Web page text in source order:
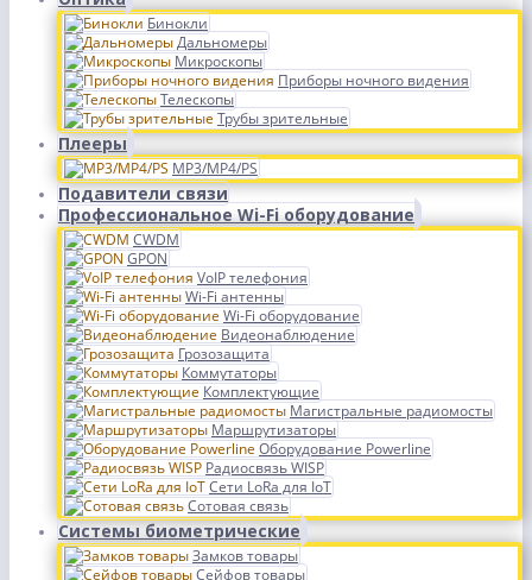
Бинокли
Дальномеры
Микроскопы
Приборы ночного видения
Телескопы
Трубы зрительные
Плееры
MP3/MP4/PS
Подавители связи
Профессиональное Wi-Fi оборудование
CWDM
GPON
VoIP телефония
Wi-Fi антенны
Wi-Fi оборудование
Видеонаблюдение
Грозозащита
Коммутаторы
Комплектующие
Магистральные радиомосты
Маршрутизаторы
Оборудование Powerline
Радиосвязь WISP
Сети LoRa для IoT
Сотовая связь
Системы биометрические
Замков товары
Сейфов товары